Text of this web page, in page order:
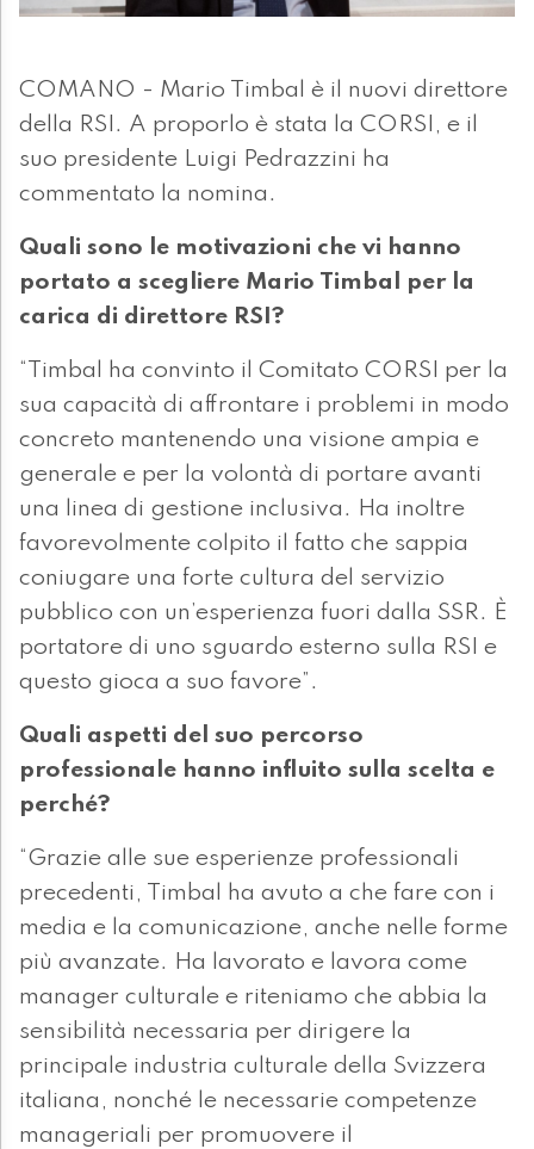
COMANO - Mario Timbal è il nuovi direttore
della RSI. A proporlo è stata la CORSI, e il
suo presidente Luigi Pedrazzini ha
commentato la nomina.
Quali sono le motivazioni che vi hanno
portato a scegliere Mario Timbal per la
carica di direttore RSI?
“Timbal ha convinto il Comitato CORSI per la
sua capacità di affrontare i problemi in modo
concreto mantenendo una visione ampia e
generale e per la volontà di portare avanti
una linea di gestione inclusiva. Ha inoltre
favorevolmente colpito il fatto che sappia
coniugare una forte cultura del servizio
pubblico con un’esperienza fuori dalla SSR. È
portatore di uno sguardo esterno sulla RSI e
questo gioca a suo favore”.
Quali aspetti del suo percorso
professionale hanno influito sulla scelta e
perché?
“Grazie alle sue esperienze professionali
precedenti, Timbal ha avuto a che fare con i
media e la comunicazione, anche nelle forme
più avanzate. Ha lavorato e lavora come
manager culturale e riteniamo che abbia la
sensibilità necessaria per dirigere la
principale industria culturale della Svizzera
italiana, nonché le necessarie competenze
manageriali per promuovere il